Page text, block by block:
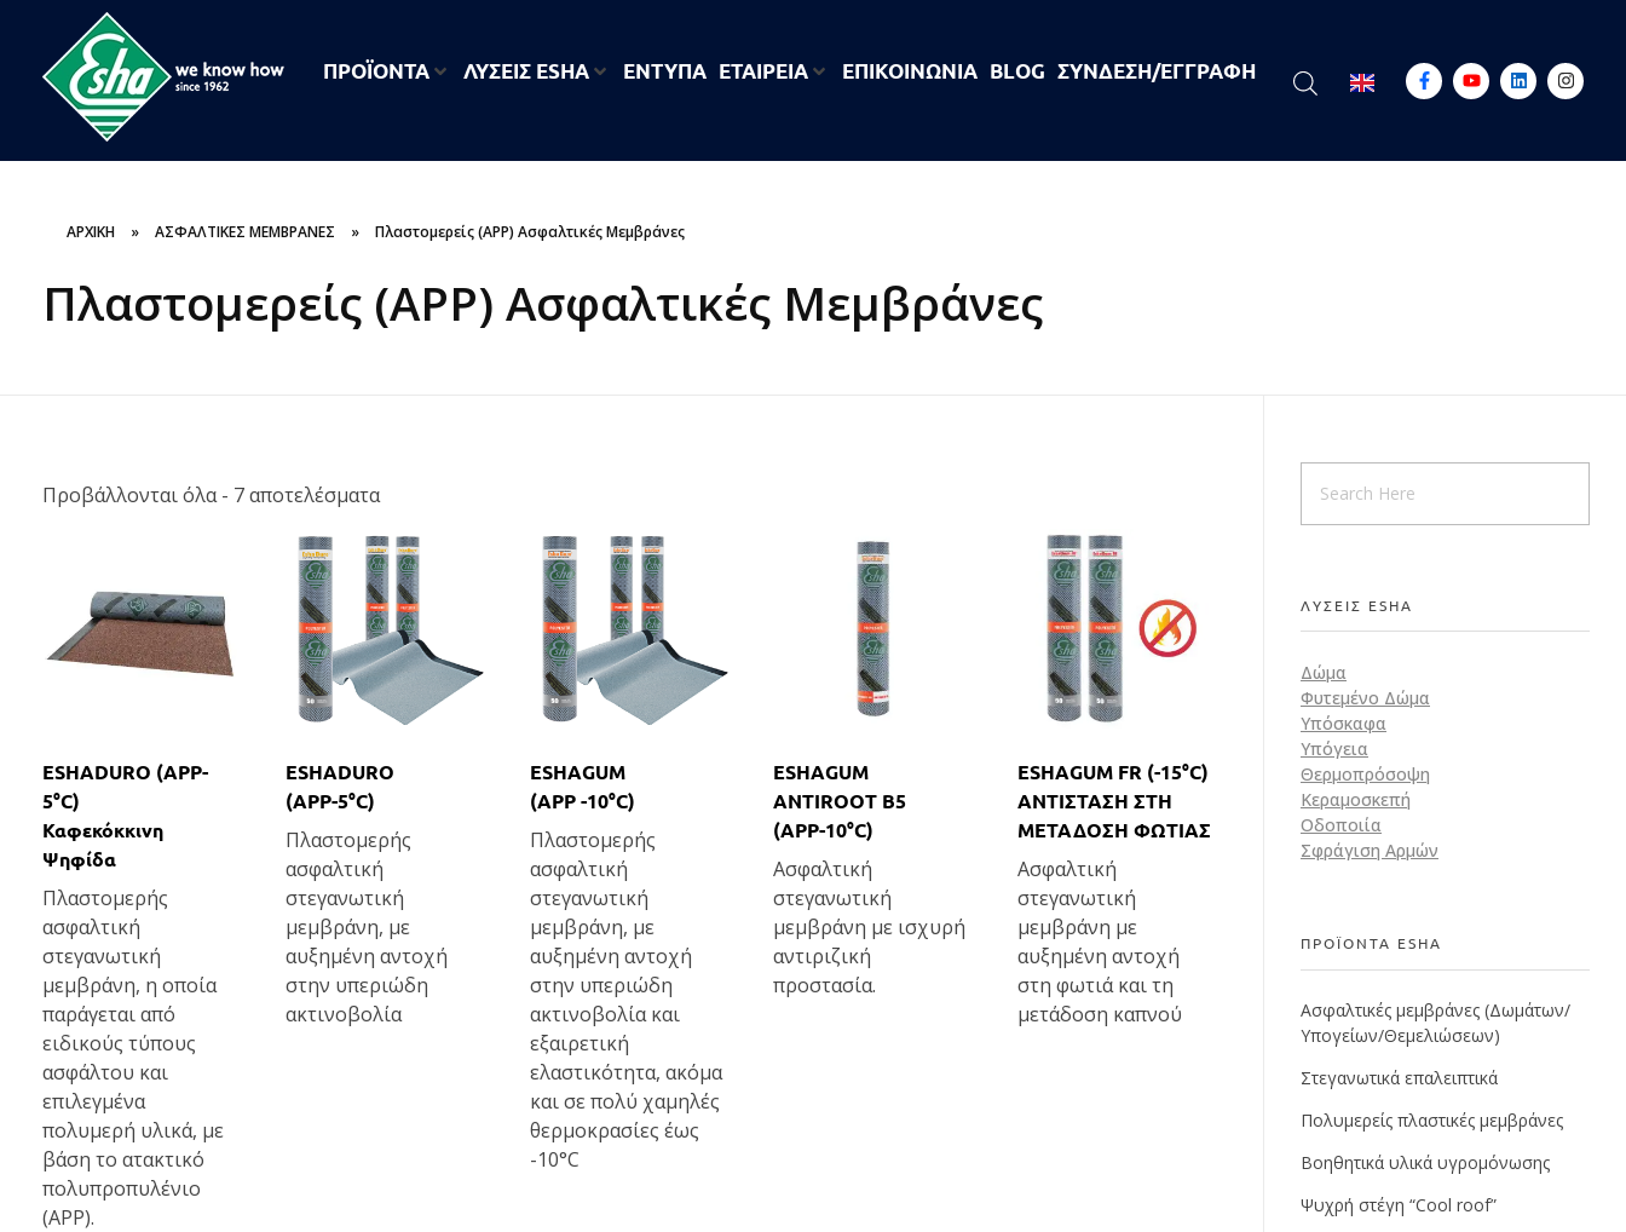
ESHA
ΠΡΟΪΟΝΤΑ ΛΥΣΕΙΣ ESHA ΕΝΤΥΠΑ ΕΤΑΙΡΕΊΑ ΕΠΙΚΟΙΝΩΝΙΑ BLOG ΣΎΝΔΕΣΗ/ΕΓΓΡΑΦΉ
ΑΡΧΙΚΗ » ΑΣΦΑΛΤΙΚΕΣ ΜΕΜΒΡΑΝΕΣ » Πλαστομερείς (ΑΡΡ) Ασφαλτικές Μεμβράνες
Πλαστομερείς (ΑΡΡ) Ασφαλτικές Μεμβράνες
Προβάλλονται όλα - 7 αποτελέσματα
ESHADURO (APP-
5°C)
Καφεκόκκινη
Ψηφίδα
Πλαστομερής
ασφαλτική
στεγανωτική
μεμβράνη, η οποία
παράγεται από
ειδικούς τύπους
ασφάλτου και
επιλεγμένα
πολυμερή υλικά, με
βάση το ατακτικό
πολυπροπυλένιο
(APP).
ESHADURO
(APP-5°C)
Πλαστομερής
ασφαλτική
στεγανωτική
μεμβράνη, με
αυξημένη αντοχή
στην υπεριώδη
ακτινοβολία
ESHAGUM
(APP -10°C)
Πλαστομερής
ασφαλτική
στεγανωτική
μεμβράνη, με
αυξημένη αντοχή
στην υπεριώδη
ακτινοβολία και
εξαιρετική
ελαστικότητα, ακόμα
και σε πολύ χαμηλές
θερμοκρασίες έως
-10°C
ESHAGUM
ANTIROOT B5
(APP-10°C)
Ασφαλτική
στεγανωτική
μεμβράνη με ισχυρή
αντιριζική
προστασία.
ESHAGUM FR (-15°C)
ΑΝΤΙΣΤΑΣΗ ΣΤΗ
ΜΕΤΑΔΟΣΗ ΦΩΤΙΑΣ
Ασφαλτική
στεγανωτική
μεμβράνη με
αυξημένη αντοχή
στη φωτιά και τη
μετάδοση καπνού
ΛΥΣΕΙΣ ESHA
Δώμα
Φυτεμένο Δώμα
Υπόσκαφα
Υπόγεια
Θερμοπρόσοψη
Κεραμοσκεπή
Οδοποιία
Σφράγιση Αρμών
ΠΡΟΪΟΝΤΑ ESHA
Ασφαλτικές μεμβράνες (Δωμάτων/
Υπογείων/Θεμελιώσεων)
Στεγανωτικά επαλειπτικά
Πολυμερείς πλαστικές μεμβράνες
Βοηθητικά υλικά υγρομόνωσης
Ψυχρή στέγη “Cool roof”